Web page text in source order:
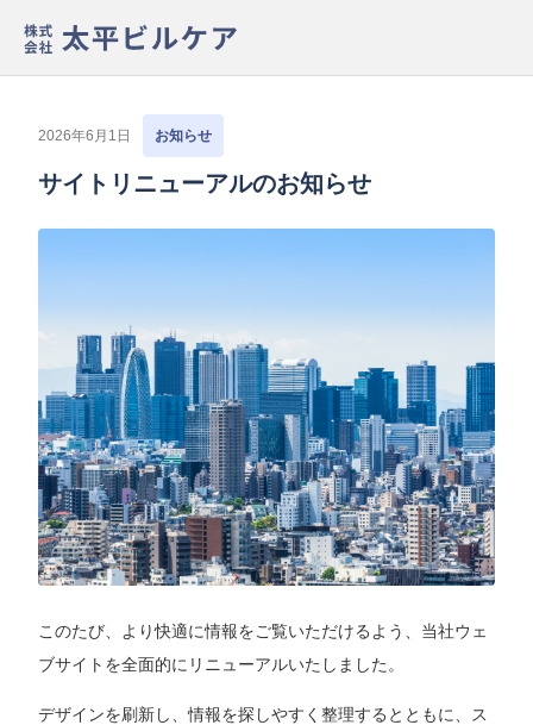
2026年6月1日 お知らせ
サイトリニューアルのお知らせ
このたび、より快適に情報をご覧いただけるよう、当社ウェ
ブサイトを全面的にリニューアルいたしました。
デザインを刷新し、情報を探しやすく整理するとともに、ス